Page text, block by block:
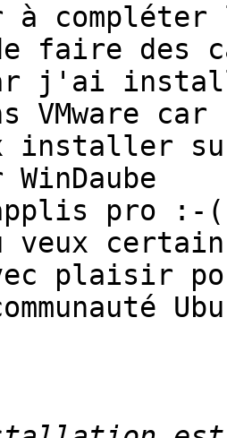
à
faire des
j'ai
VMware car
installer
pro :-(
plaisir